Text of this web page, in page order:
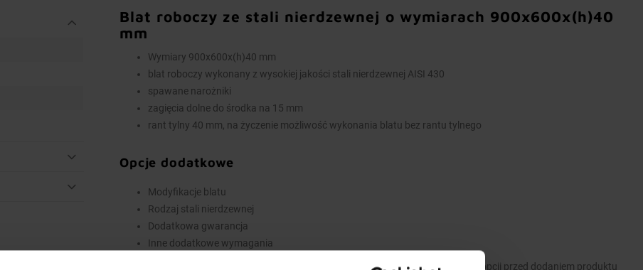
Blat roboczy ze stali nierdzewnej o wymiarach 900x600x(h)40
mm
Wymiary 900x600x(h)40 mm
blat roboczy wykonany z wysokiej jakości stali nierdzewnej AISI 430
spawane narożniki
zagięcia dolne do środka na 15 mm
rant tylny 40 mm, na życzenie możliwość wykonania blatu bez rantu tylnego
Opcje dodatkowe
Modyfikacje blatu
Rodzaj stali nierdzewnej
Dodatkowa gwarancja
Inne dodatkowe wymagania
Wyposażenie dodatkowe dostępne za dopłatą. Prosimy o wybranie odpowiednich opcji przed dodaniem produktu